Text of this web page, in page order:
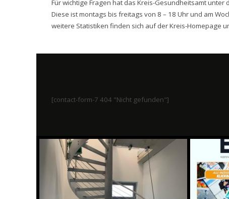
Für wichtige Fragen hat das Kreis-Gesundheitsamt
Diese ist montags bis freitags von 8 – 18 Uhr und am
weitere Statistiken finden sich auf der Kreis-Homepage
[contact-form-7 404 "Nicht gefunden"]